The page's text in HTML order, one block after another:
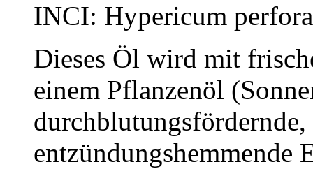
INCI: Hypericum
Dieses Öl wird mit
einem Pflanzenöl
durchblutungsfördernde,
entzündungshemmende